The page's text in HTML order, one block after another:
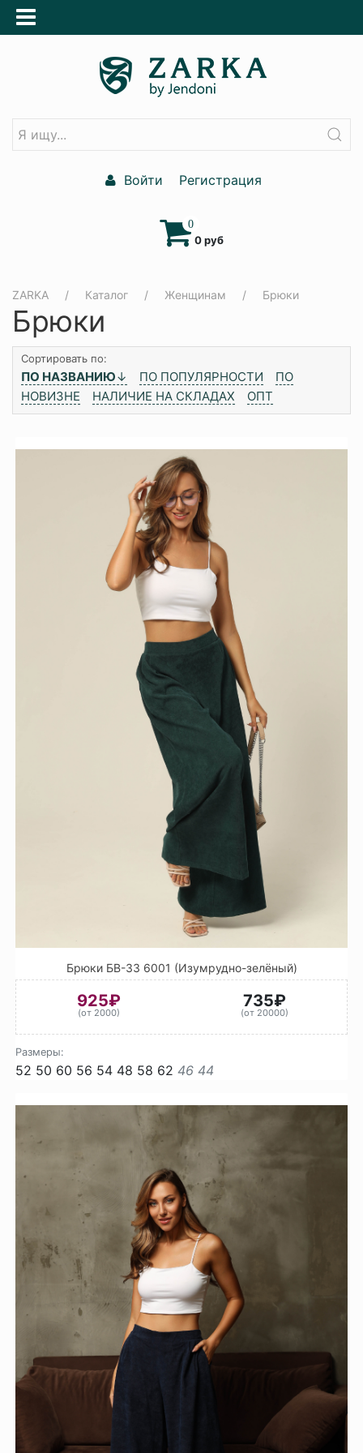
Войти Регистрация
0
0 руб
ZARKA Каталог Женщинам Брюки
Брюки
Сортировать по:
ПО НАЗВАНИЮ↓ ПО ПОПУЛЯРНОСТИ
ПО
НОВИЗНЕ
НАЛИЧИЕ НА СКЛАДАХ ОПТ
Брюки БВ-33 6001 (Изумрудно-зелёный)
925₽
(от 2000)
735₽
(от 20000)
Размеры:
52 50 60 56 54 48 58 62 46 44